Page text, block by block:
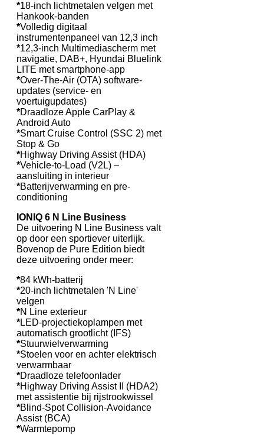
*18-inch lichtmetalen velgen met
Hankook-banden
*Volledig digitaal
instrumentenpaneel van 12,3 inch
*12,3-inch Multimediascherm met
navigatie, DAB+, Hyundai Bluelink
LITE met smartphone-app
*Over-The-Air (OTA) software-
updates (service- en
voertuigupdates)
*Draadloze Apple CarPlay &
Android Auto
*Smart Cruise Control (SSC 2) met
Stop & Go
*Highway Driving Assist (HDA)
*Vehicle-to-Load (V2L) –
aansluiting in interieur
*Batterijverwarming en pre-
conditioning
IONIQ 6 N Line Business
De uitvoering N Line Business valt
op door een sportiever uiterlijk.
Bovenop de Pure Edition biedt
deze uitvoering onder meer:
*84 kWh-batterij
*20-inch lichtmetalen 'N Line'
velgen
*N Line exterieur
*LED-projectiekoplampen met
automatisch grootlicht (IFS)
*Stuurwielverwarming
*Stoelen voor en achter elektrisch
verwarmbaar
*Draadloze telefoonlader
*Highway Driving Assist II (HDA2)
met assistentie bij rijstrookwissel
*Blind-Spot Collision-Avoidance
Assist (BCA)
*Warmtepomp